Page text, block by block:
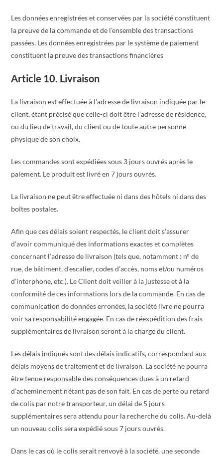
Les données enregistrées et conservées par la société constituent
la preuve de la commande et de l’ensemble des transactions
passées. Les données enregistrées par le système de paiement
constituent la preuve des transactions financières
Article 10. Livraison
La livraison est effectuée à l’adresse de livraison indiquée par le
client, étant précisé que celle-ci doit être l’adresse de résidence,
ou du lieu de travail, du client ou de toute autre personne
physique de son choix.
Les commandes sont expédiées sous 3 jours ouvrés après le
paiement. Le produit est livré en 7 jours ouvrés.
La livraison ne peut être effectuée ni dans des hôtels ni dans des
boîtes postales.
Afin que ces délais soient respectés, le client doit s’assurer
d’avoir communiqué des informations exactes et complètes
concernant l’adresse de livraison (tels que, notamment : n° de
rue, de bâtiment, d’escalier, codes d’accès, noms et/ou numéros
d’interphone, etc.). Le Client doit veiller à la justesse et à la
conformité de ces informations lors de la commande. En cas de
communication de données erronées, la société livre ne pourra
voir sa responsabilité engagée. En cas de réexpédition des frais
supplémentaires de livraison seront à la charge du client.
Les délais indiqués sont des délais indicatifs, correspondant aux
délais moyens de traitement et de livraison. La société ne pourra
être tenue responsable des conséquences dues à un retard
d’acheminement n’étant pas de son fait. En cas de perte ou retard
de colis par notre transporteur, un délai de 5 jours
supplémentaires sera attendu pour la recherche du colis. Au-delà
un nouveau colis sera expédié sous 7 jours ouvrés.
Dans le cas où le colis serait renvoyé à la société, une seconde